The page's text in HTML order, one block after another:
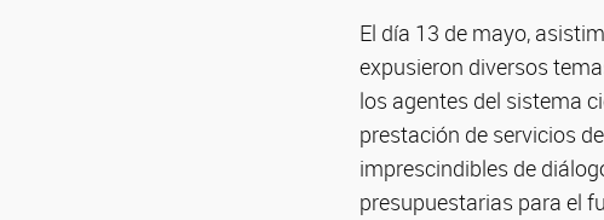
El día 13 de mayo,
expusieron diversos
los agentes del sistema
prestación de servicios
imprescindibles de
presupuestarias para el